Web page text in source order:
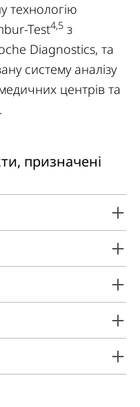
технологію
Test4,5 з
Diagnostics, та
систему аналізу
медичних центрів та
призначені